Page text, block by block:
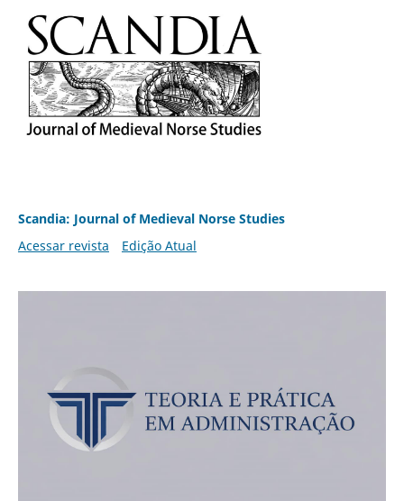
Scandia: Journal of Medieval Norse Studies
Acessar revista
Edição Atual